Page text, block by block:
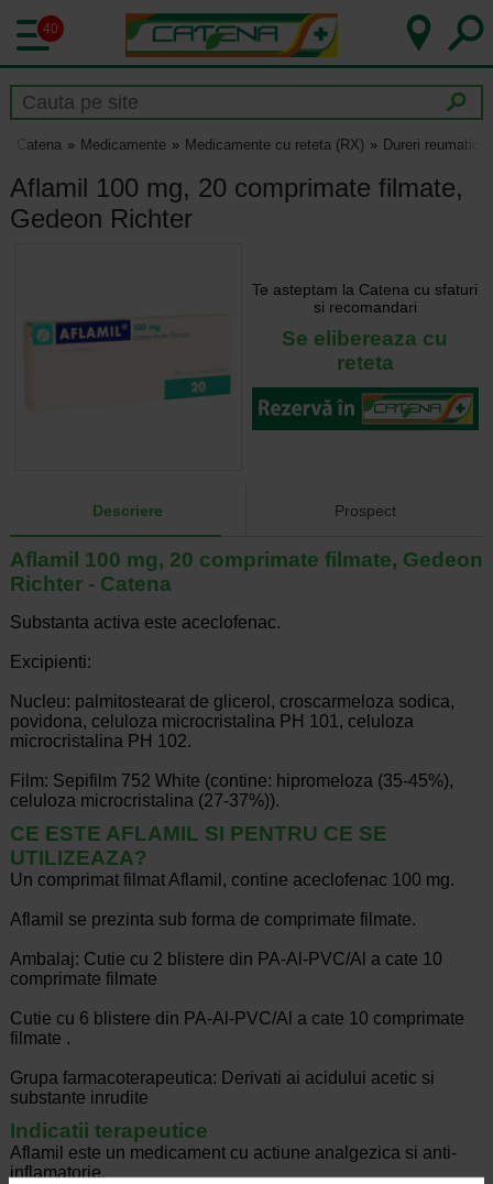
40
Catena Medicamente Medicamente cu reteta (RX) Dureri
Aflamil 100 mg, 20 comprimate filmate,
Gedeon Richter
Te asteptam la Catena cu sfaturi
si recomandari
Se elibereaza cu
reteta
Descriere Prospect
Aflamil 100 mg, 20 comprimate filmate, Gedeon
Richter - Catena
Substanta activa este aceclofenac.
Excipienti:
Nucleu: palmitostearat de glicerol, croscarmeloza sodica,
povidona, celuloza microcristalina PH 101, celuloza
microcristalina PH 102.
Film: Sepifilm 752 White (contine: hipromeloza (35-45%),
celuloza microcristalina (27-37%)).
CE ESTE AFLAMIL SI PENTRU CE SE
UTILIZEAZA?
Un comprimat filmat Aflamil, contine aceclofenac 100 mg.
Aflamil se prezinta sub forma de comprimate filmate.
Ambalaj: Cutie cu 2 blistere din PA-Al-PVC/Al a cate 10
comprimate filmate
Cutie cu 6 blistere din PA-Al-PVC/Al a cate 10 comprimate
filmate .
Grupa farmacoterapeutica: Derivati ai acidului acetic si
substante inrudite
Indicatii terapeutice
Aflamil este un medicament cu actiune analgezica si anti-
inflamatorie.